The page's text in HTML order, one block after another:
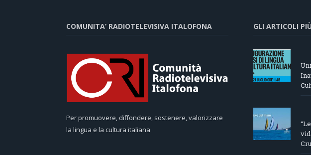
COMUNITA’ RADIOTELEVISIVA ITALOFONA
Per promuovere, diffondere, sostenere, valorizzare
la lingua e la cultura italiana
GLI ARTICOLI